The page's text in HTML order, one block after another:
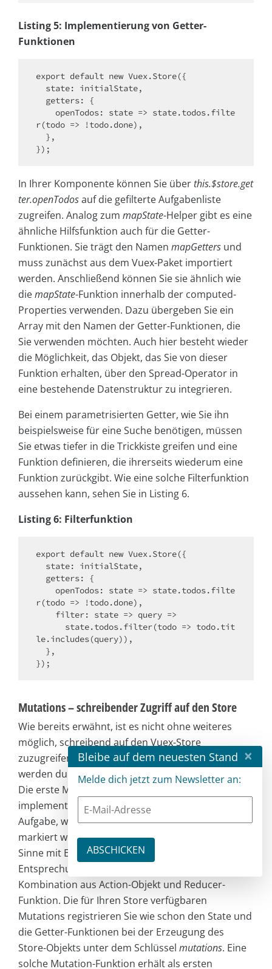
Listing 5: Implementierung von Getter-
Funktionen
export default new Vuex.Store({
state: initialState,
getters: {
openTodos: state => state.todos.filte
r(todo => !todo.done),
In Ihrer Komponente können Sie überthis.$store.get
ter.openTodosauf die gefilterte Aufgabenliste
zugreifen. Analog zum mapState-Helper gibt es eine
ähnliche Hilfsfunktion auch für die Getter-
Funktionen. Sie trägt den Namen mapGetters und
muss zunächst aus dem Vuex-Paket importiert
werden. Anschließend können Sie sie ähnlich wie
diemapState-Funktion innerhalb der computed-
Properties verwenden. Dazu übergeben Sie ein
Array mit den Namen der Getter-Funktionen, die
Sie verwenden möchten. Auch hier besteht wieder
die Möglichkeit, das Objekt, das Sie von dieser
Funktion erhalten, über den Spread-Operator in
eine bestehende Datenstruktur zu integrieren.
Bei einem parametrisierten Getter, wie Sie ihn
beispielsweise für eine Suche benötigen, müssen
Sie etwas tiefer in die Trickkiste greifen und eine
Funktion definieren, die ihrerseits wiederum eine
Funktion zurückgibt. Wie eine solche Filterfunktion
aussehen kann, sehen Sie in Listing 6.
Listing 6: Filterfunktion
export default new Vuex.Store({
state: initialState,
getters: {
openTodos: state => state.todos.filte
r(todo => !todo.done),
filter: state => query =>
      state.todos.filter(
todo => todo.tit
le.includes(query)),
Mutations – schreibender Zugriff auf den Store
Wie bereits erwähnt, ist es nicht ohne weiteres
möglich, schreibend auf den Vuex-Store
zuzugreifen. Die schreibenden Operationen
werden durch sogenannte Mutations gekapselt.
Die erste Mutation, die Sie für Ihre Applikation
implementieren, ist die Statusänderung Ihrer
Aufgabe, worüber eine Aufgabe als erledigt
markiert werden kann. Mutations sind im weitesten
Sinne mit Events vergleichbar und haben ihre
Entsprechung in der Flux-Architektur in einer
Kombination aus Action-Objekt und Reducer-
Funktion. Die für Ihren Store verfügbaren
Mutations registrieren Sie wie schon den State und
die Getter-Funktionen bei der Erzeugung des
Store-Objekts unter dem Schlüssel mutations. Eine
solche Mutation-Funktion erhält als ersten
Bleibe auf dem neuesten Stand ×
Melde dich jetzt zum Newsletter an: